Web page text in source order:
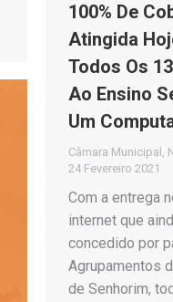
100% De
Atingida
Todos Os
Ao Ensino
Um
Câmara Municipal ,
24 Fevereiro 2021
Com a entrega
internet que
concedido por
Agrupamentos
de Senhorim,